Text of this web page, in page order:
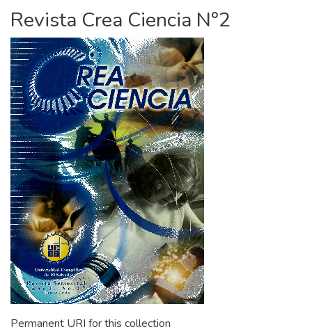
Revista Crea Ciencia N°2
Permanent URI for this collection